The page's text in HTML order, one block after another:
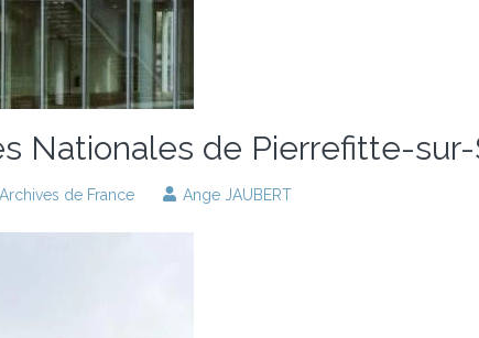
Nationales de Pierrefitte-sur-
de France Ange JAUBERT